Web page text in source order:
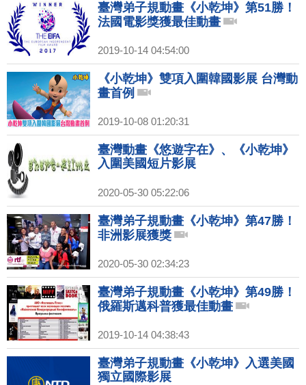
臺灣弟子規動畫《小乾坤》第51勝！
法國電影獎獲最佳動畫
2019-10-14 04:54:00
《小乾坤》雙項入圍韓國影展 台灣動
畫首例
2019-10-08 01:20:31
臺灣動畫《悠遊字在》、《小乾坤》
入圍美國短片影展
2020-05-30 05:22:06
臺灣弟子規動畫《小乾坤》第47勝！
非洲影展獲獎
2020-05-30 02:34:23
臺灣弟子規動畫《小乾坤》第49勝！
俄羅斯邁科普獲最佳動畫
2019-10-14 04:38:43
臺灣弟子規動畫《小乾坤》入選美國
獨立國際影展